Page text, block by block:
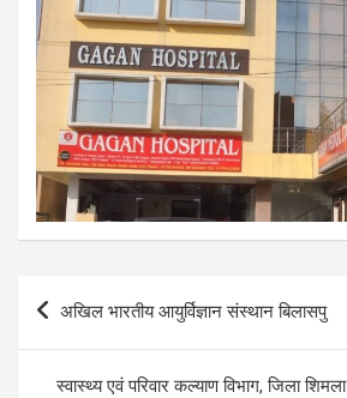
Post
अखिल भारतीय आयुर्विज्ञान संस्थान बिलासपु
स्वास्थ्य एवं परिवार कल्याण विभाग, जिला